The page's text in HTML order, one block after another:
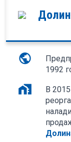
public
1992
home_work
В